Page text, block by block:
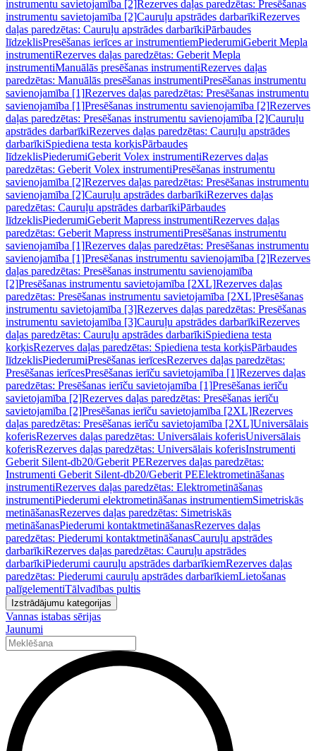
instrumentu savietojamība [2]Rezerves daļas paredzētas: Presēšanas
instrumentu savietojamība [2]Cauruļu apstrādes darbarīkiRezerves
daļas paredzētas: Cauruļu apstrādes darbarīkiPārbaudes
līdzeklisPresēšanas ierīces ar instrumentiemPiederumiGeberit Mepla
instrumentiRezerves daļas paredzētas: Geberit Mepla
instrumentiManuālās presēšanas instrumentiRezerves daļas
paredzētas: Manuālās presēšanas instrumentiPresēšanas instrumentu
savienojamība [1]Rezerves daļas paredzētas: Presēšanas instrumentu
savienojamība [1]Presēšanas instrumentu savienojamība [2]Rezerves
daļas paredzētas: Presēšanas instrumentu savienojamība [2]Cauruļu
apstrādes darbarīkiRezerves daļas paredzētas: Cauruļu apstrādes
darbarīkiSpiediena testa korķisPārbaudes
līdzeklisPiederumiGeberit Volex instrumentiRezerves daļas
paredzētas: Geberit Volex instrumentiPresēšanas instrumentu
savienojamība [2]Rezerves daļas paredzētas: Presēšanas instrumentu
savienojamība [2]Cauruļu apstrādes darbarīkiRezerves daļas
paredzētas: Cauruļu apstrādes darbarīkiPārbaudes
līdzeklisPiederumiGeberit Mapress instrumentiRezerves daļas
paredzētas: Geberit Mapress instrumentiPresēšanas instrumentu
savienojamība [1]Rezerves daļas paredzētas: Presēšanas instrumentu
savienojamība [1]Presēšanas instrumentu savienojamība [2]Rezerves
daļas paredzētas: Presēšanas instrumentu savienojamība
[2]Presēšanas instrumentu savietojamība [2XL]Rezerves daļas
paredzētas: Presēšanas instrumentu savietojamība [2XL]Presēšanas
instrumentu savietojamība [3]Rezerves daļas paredzētas: Presēšanas
instrumentu savietojamība [3]Cauruļu apstrādes darbarīkiRezerves
daļas paredzētas: Cauruļu apstrādes darbarīkiSpiediena testa
korķisRezerves daļas paredzētas: Spiediena testa korķisPārbaudes
līdzeklisPiederumiPresēšanas ierīcesRezerves daļas paredzētas:
Presēšanas ierīcesPresēšanas ierīču savietojamība [1]Rezerves daļas
paredzētas: Presēšanas ierīču savietojamība [1]Presēšanas ierīču
savietojamība [2]Rezerves daļas paredzētas: Presēšanas ierīču
savietojamība [2]Presēšanas ierīču savietojamība [2XL]Rezerves
daļas paredzētas: Presēšanas ierīču savietojamība [2XL]Universālais
koferisRezerves daļas paredzētas: Universālais koferisUniversālais
koferisRezerves daļas paredzētas: Universālais koferisInstrumenti
Geberit Silent-db20/Geberit PERezerves daļas paredzētas:
Instrumenti Geberit Silent-db20/Geberit PEElektrometināšanas
instrumentiRezerves daļas paredzētas: Elektrometināšanas
instrumentiPiederumi elektrometināšanas instrumentiemSimetriskās
metināšanasRezerves daļas paredzētas: Simetriskās
metināšanasPiederumi kontaktmetināšanasRezerves daļas
paredzētas: Piederumi kontaktmetināšanasCauruļu apstrādes
darbarīkiRezerves daļas paredzētas: Cauruļu apstrādes
darbarīkiPiederumi cauruļu apstrādes darbarīkiemRezerves daļas
paredzētas: Piederumi cauruļu apstrādes darbarīkiemLietošanas
palīgelementiTālvadības pultis
Izstrādājumu kategorijas
Vannas istabas sērijas
Jaunumi